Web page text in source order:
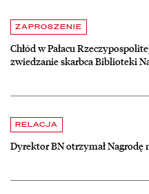
Aktualności
ZAPROSZENIE
Chłód w Pałacu
zwiedzanie skarbca Biblioteki
czytaj więcej o Chłód w
RELACJA
Dyrektor BN otrzymał Nagrodę
czytaj więcej o Dyrektor BN